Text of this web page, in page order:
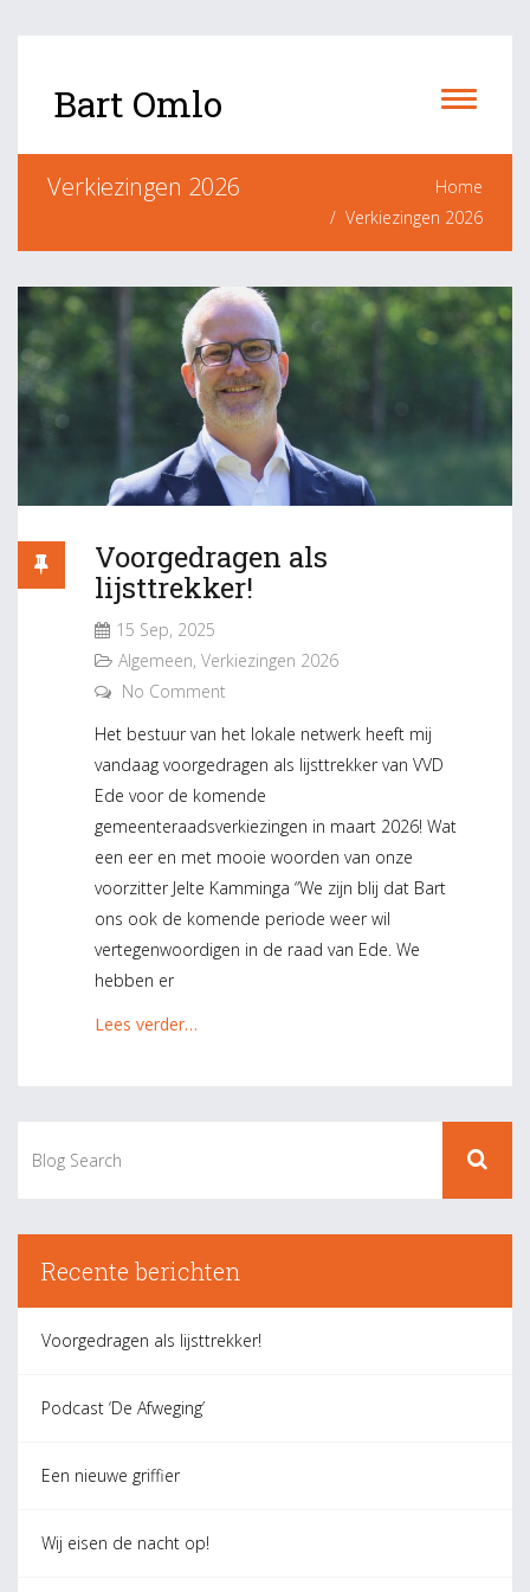
Bart Omlo
Verkiezingen 2026
Home
Verkiezingen 2026
Voorgedragen als
lijsttrekker!
15 Sep, 2025
Algemeen, Verkiezingen 2026
No Comment
Het bestuur van het lokale netwerk heeft mij
vandaag voorgedragen als lijsttrekker van VVD
Ede voor de komende
gemeenteraadsverkiezingen in maart 2026! Wat
een eer en met mooie woorden van onze
voorzitter Jelte Kamminga “We zijn blij dat Bart
ons ook de komende periode weer wil
vertegenwoordigen in de raad van Ede. We
hebben er
Lees verder…
Recente berichten
Voorgedragen als lijsttrekker!
Podcast ‘De Afweging’
Een nieuwe griffier
Wij eisen de nacht op!